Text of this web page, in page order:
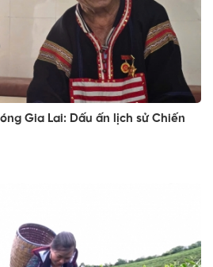
Gia Lai: Dấu ấn lịch sử Chiến